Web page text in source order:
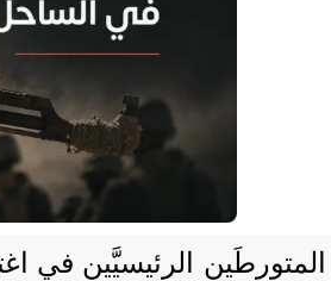
الرئيسيَّين في